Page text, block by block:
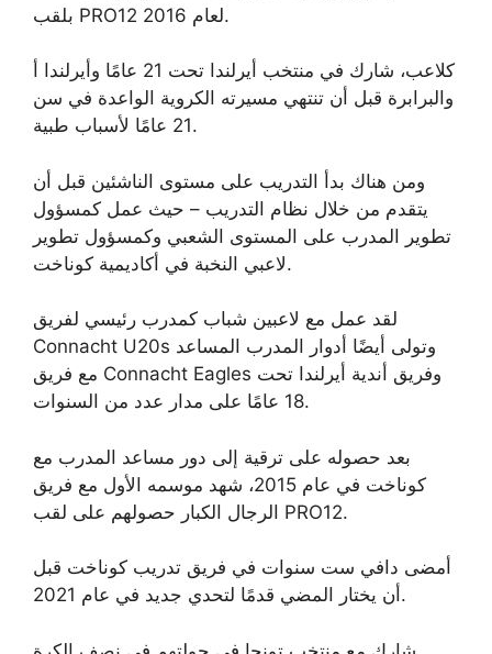
بلقب PRO12 لعام 2016.
كلاعب، شارك في منتخب أيرلندا تحت 21 عامًا وأيرلندا أ
والبرابرة قبل أن تنتهي مسيرته الكروية الواعدة في سن
21 عامًا لأسباب طبية.
ومن هناك بدأ التدريب على مستوى الناشئين قبل أن
يتقدم من خلال نظام التدريب – حيث عمل كمسؤول
تطوير المدرب على المستوى الشعبي وكمسؤول تطوير
لاعبي النخبة في أكاديمية كوناخت.
لقد عمل مع لاعبين شباب كمدرب رئيسي لفريق
Connacht U20s وتولى أيضًا أدوار المدرب المساعد
مع فريق Connacht Eagles وفريق أندية أيرلندا تحت
18 عامًا على مدار عدد من السنوات.
بعد حصوله على ترقية إلى دور مساعد المدرب مع
كوناخت في عام 2015، شهد موسمه الأول مع فريق
الرجال الكبار حصولهم على لقب PRO12.
أمضى دافي ست سنوات في فريق تدريب كوناخت قبل
أن يختار المضي قدمًا لتحدي جديد في عام 2021.